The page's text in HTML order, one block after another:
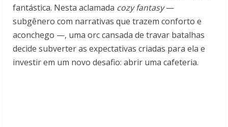
fantástica. Nesta aclamada cozy fantasy—
subgênero com narrativas que trazem conforto e
aconchego —, uma orc cansada de travar batalhas
decide subverter as expectativas criadas para ela e
investir em um novo desafio: abrir uma cafeteria.